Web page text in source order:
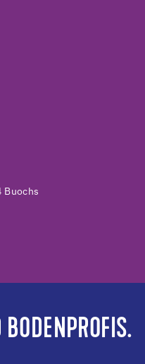
Buochs